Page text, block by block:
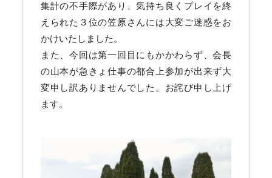
集計の不手際があり、気持ち良くプレイを終
えられた３位の笠原さんには大変ご迷惑をお
かけいたしました。
また、今回は第一回目にもかかわらず、会長
の山本が急きょ仕事の都合上参加が出来ず大
変申し訳ありませんでした。お詫び申し上げ
ます。